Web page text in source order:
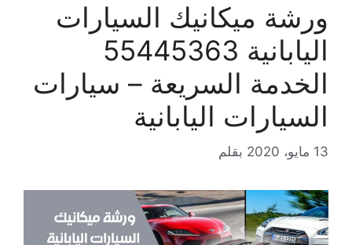
ورشة ميكانيك السيارات
اليابانية 55445363
الخدمة السريعة – سيارات
السيارات اليابانية
13 مايو، 2020 بقلم